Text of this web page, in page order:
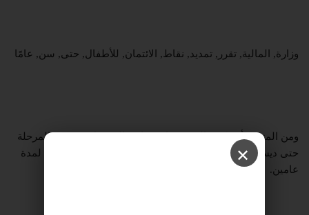
وزارة, المالية, تقرر, تمديد, نقاط, الائتمان, للأطفال, حتى, سن, عامًا
ومن المتوقع أن تكون المخصصات سارية المفعول في هذه المرحلة
حتى ديسمبر 2024 بتكلفة إجمالية تقارب ستة مليارات شيكل لمدة
عامين.
✕